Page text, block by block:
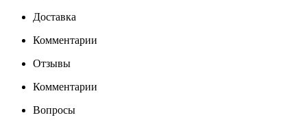
Доставка
Комментарии
Отзывы
Комментарии
Вопросы